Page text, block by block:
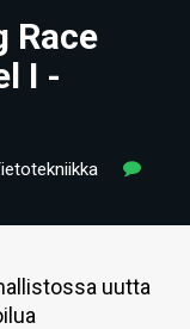
Race
I -
uutta